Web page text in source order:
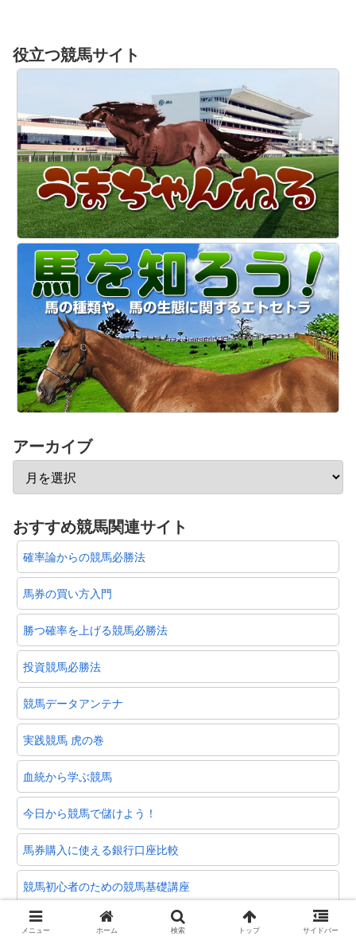
役立つ競馬サイト
アーカイブ
おすすめ競馬関連サイト
確率論からの競馬必勝法
馬券の買い方入門
勝つ確率を上げる競馬必勝法
投資競馬必勝法
競馬データアンテナ
実践競馬 虎の巻
血統から学ぶ競馬
今日から競馬で儲けよう！
馬券購入に使える銀行口座比較
競馬初心者のための競馬基礎講座
勝馬の選び方
メニュー ホーム 検索 トップ サイドバー